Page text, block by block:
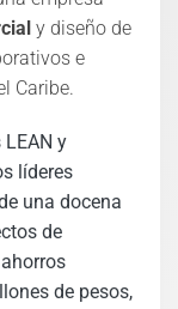
y diseño de
e
Caribe.
y
líderes
una docena
de
de pesos,